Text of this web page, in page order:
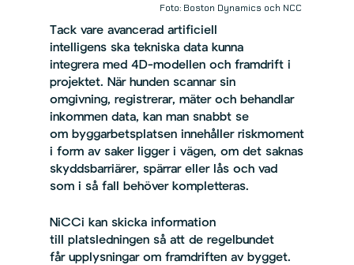
Foto: Boston Dynamics och NCC
Tack vare avancerad artificiell
intelligens ska tekniska data kunna
integrera med 4D-modellen och framdrift i
projektet. När hunden scannar sin
omgivning, registrerar, mäter och behandlar
inkommen data, kan man snabbt se
om byggarbetsplatsen innehåller riskmoment
i form av saker ligger i vägen, om det saknas
skyddsbarriärer, spärrar eller lås och vad
som i så fall behöver kompletteras.
NiCCi kan skicka information
till platsledningen så att de regelbundet
får upplysningar om framdriften av bygget.